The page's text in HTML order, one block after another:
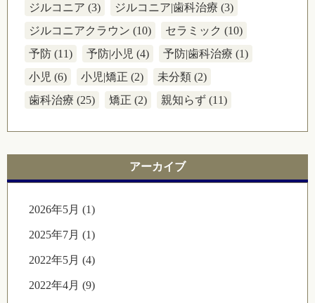
ジルコニア (3)
ジルコニア|歯科治療 (3)
ジルコニアクラウン (10)
セラミック (10)
予防 (11)
予防|小児 (4)
予防|歯科治療 (1)
小児 (6)
小児|矯正 (2)
未分類 (2)
歯科治療 (25)
矯正 (2) 親知らず (11)
アーカイブ
2026年5月 (1)
2025年7月 (1)
2022年5月 (4)
2022年4月 (9)